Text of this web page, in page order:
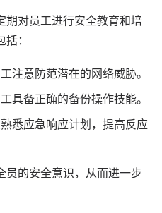
期对员工进行安全教育和培
：
注意防范潜在的网络威胁。
具备正确的备份操作技能。
悉应急响应计划，提高反应
员的安全意识，从而进一步